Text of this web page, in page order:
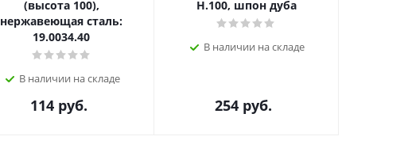
(высота 100),
нержавеющая сталь:
19.0034.40
В наличии на складе
114руб.
Н.100, шпон дуба
В наличии на складе
254 руб.